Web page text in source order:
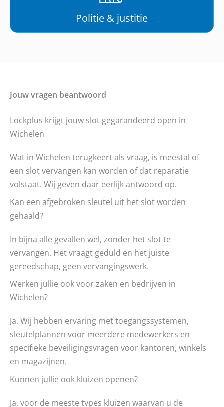
Politie & justitie
Jouw vragen beantwoord
Lockplus krijgt jouw slot gegarandeerd open in
Wichelen
Wat in Wichelen terugkeert als vraag, is meestal of
een slot vervangen kan worden of dat reparatie
volstaat. Wij geven daar eerlijk antwoord op.
Kan een afgebroken sleutel uit het slot worden
gehaald?
In bijna alle gevallen wel, zonder het slot te
vervangen. Het vraagt geduld en het juiste
gereedschap, geen vervangingswerk.
Werken jullie ook voor zaken en bedrijven in
Wichelen?
Ja. Wij hebben ervaring met toegangssystemen,
sleutelplannen voor meerdere medewerkers en
specifieke beveiligingsvragen voor kantoren, winkels
en magazijnen.
Kunnen jullie ook kluizen openen?
Ja, voor de meeste types kluizen waarvan u de